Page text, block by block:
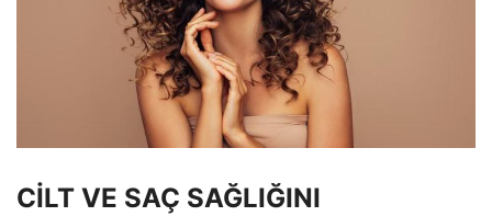
CİLT VE SAÇ SAĞLIĞINI